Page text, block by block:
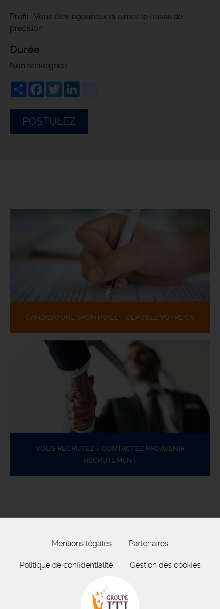
Profil : Vous êtes rigoureux et aimez le travail de
précision
Durée
Non renseignée
ShareFacebook
Twitter
POSTULEZ
CANDIDATURE SPONTANÉE - DÉPOSEZ VOTRE CV
VOUS RECRUTEZ ? CONTACTEZ PROAVENIR
RECRUTEMENT
Mentions légales Partenaires
Politique de confidentialité Gestion des cookies